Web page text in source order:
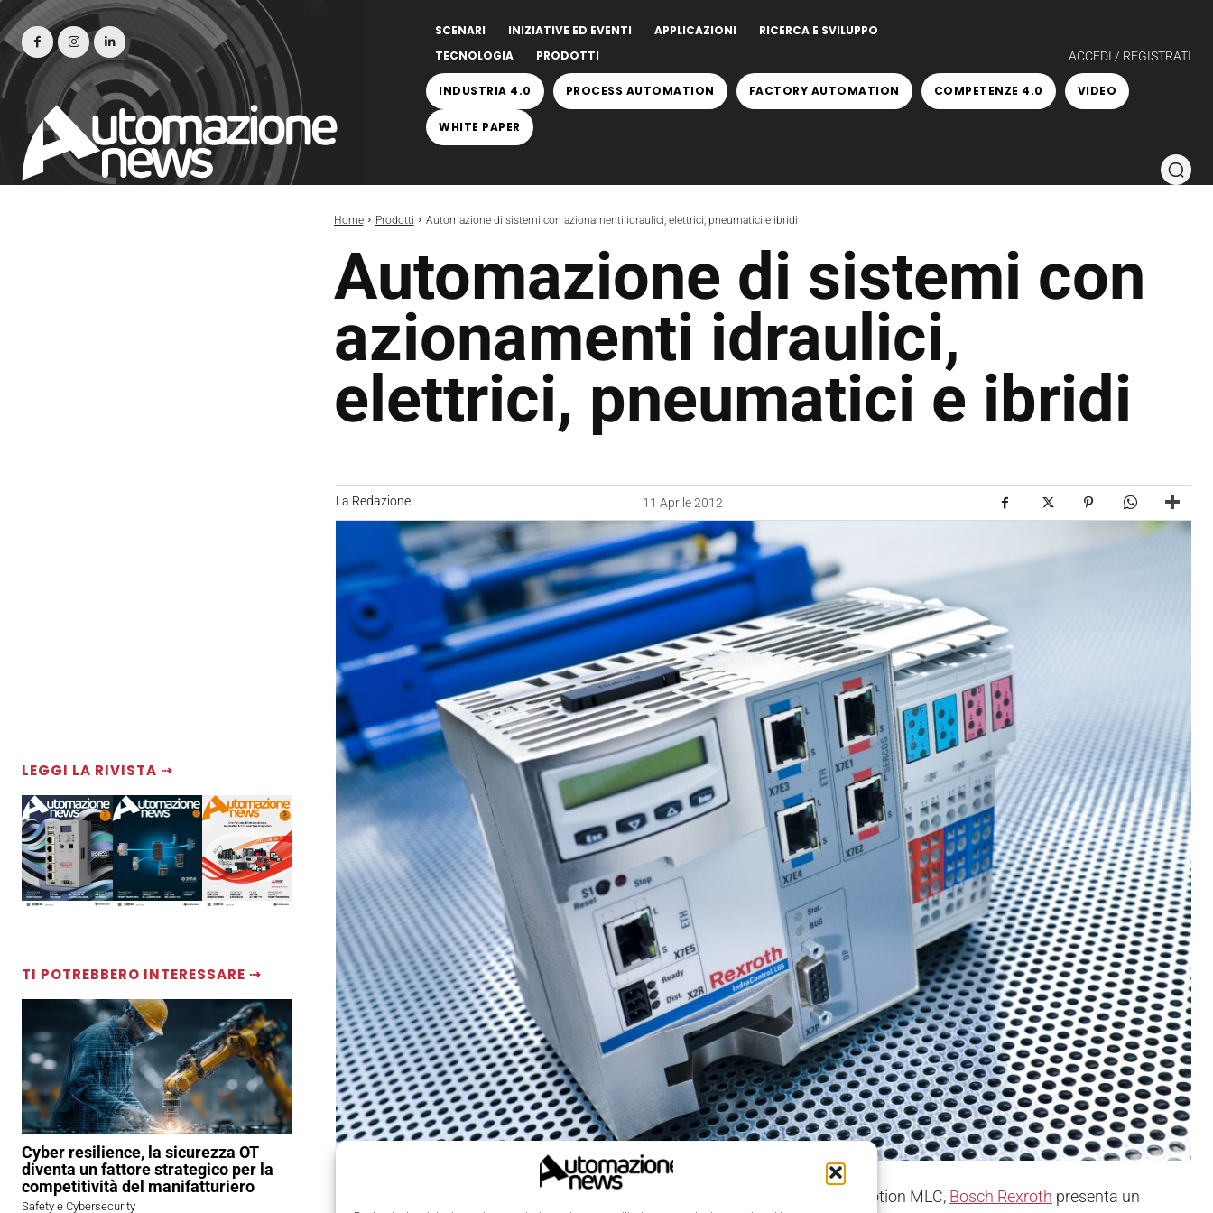
SCENARI INIZIATIVE ED EVENTI APPLICAZIONI
RICERCA E SVILUPPO
TECNOLOGIA
PRODOTTI ACCEDI / REGISTRATI
INDUSTRIA 4.0 PROCESS AUTOMATION FACTORY AUTOMATION COMPETENZE 4.0 VIDEO
WHITE PAPER
Home Prodotti Automazione di sistemi con azionamenti idraulici, elettrici, pneumatici e ibridi
Automazione di sistemi con
azionamenti idraulici,
elettrici, pneumatici e ibridi
LEGGI LA RIVISTA ⇢
TI POTREBBERO INTERESSARE ⇢
Cyber resilience, la sicurezza OT
diventa un fattore strategico per la
competitività del manifatturiero
Safety e Cybersecurity
La Redazione 11 Aprile 2012
Con una nuova versione di IndraMotion MLC, Bosch Rexroth presenta un